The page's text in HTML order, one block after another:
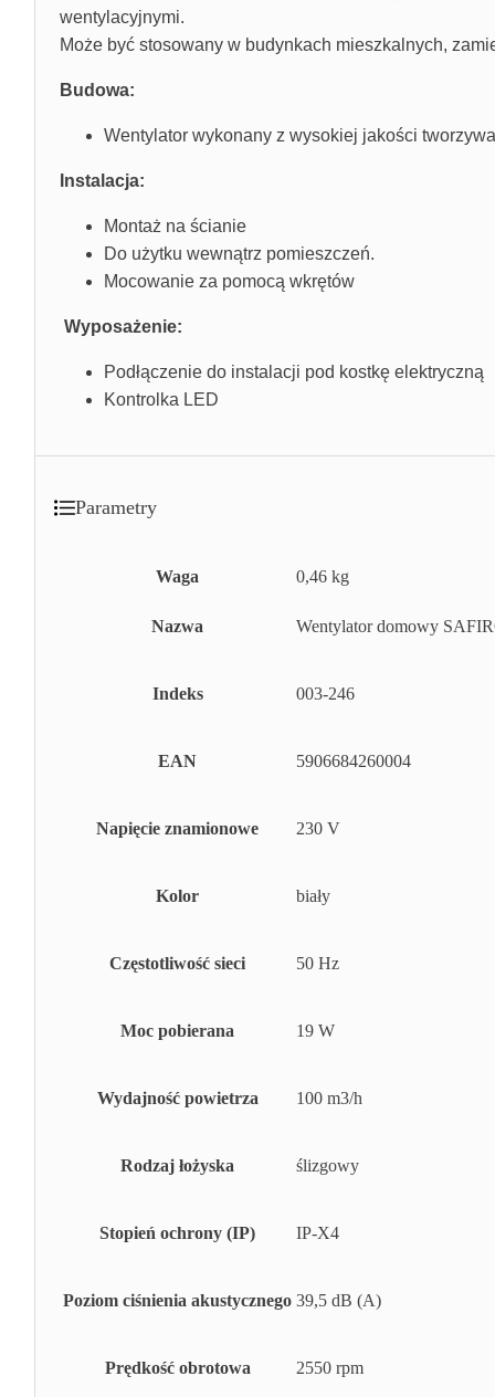
wentylacyjnymi.
Może być stosowany w budynkach mieszkalnych,
Budowa:
Wentylator wykonany z wysokiej jakości tworzywa
Instalacja:
Montaż na ścianie
Do użytku wewnątrz pomieszczeń.
Mocowanie za pomocą wkrętów
Wyposażenie:
Podłączenie do instalacji pod kostkę elektryczną
Kontrolka LED
Parametry
Waga 0,46 kg
Nazwa Wentylator domowy
Indeks 003-246
EAN 5906684260004
Napięcie znamionowe 230 V
Kolor biały
Częstotliwość sieci 50 Hz
Moc pobierana 19 W
Wydajność powietrza 100 m3/h
Rodzaj łożyska ślizgowy
Stopień ochrony (IP) IP-X4
Poziom ciśnienia akustycznego 39,5 dB (A)
Prędkość obrotowa 2550 rpm